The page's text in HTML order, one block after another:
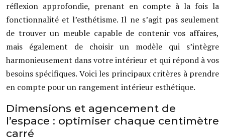
réflexion approfondie, prenant en compte à la fois la
fonctionnalité et l’esthétisme. Il ne s’agit pas seulement
de trouver un meuble capable de contenir vos affaires,
mais également de choisir un modèle qui s’intègre
harmonieusement dans votre intérieur et qui répond à vos
besoins spécifiques. Voici les principaux critères à prendre
en compte pour un rangement intérieur esthétique.
Dimensions et agencement de
l’espace : optimiser chaque centimètre
carré